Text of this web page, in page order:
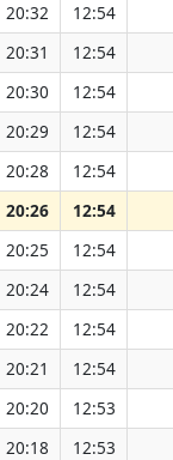
20:32 12:54
20:31 12:54
20:30 12:54
20:29 12:54
20:28 12:54
20:26 12:54
20:25 12:54
20:24 12:54
20:22 12:54
20:21 12:54
20:20 12:53
20:18 12:53